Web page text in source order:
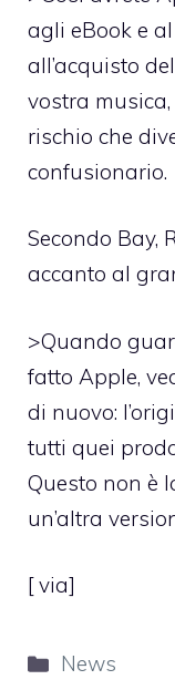
agli eBook e
all’acquisto
vostra
rischio che
confusionario.
Secondo Bay,
accanto al
>Quando
fatto Apple,
di nuovo:
tutti quei
Questo non è
un’altra
[via]
Categorie
News